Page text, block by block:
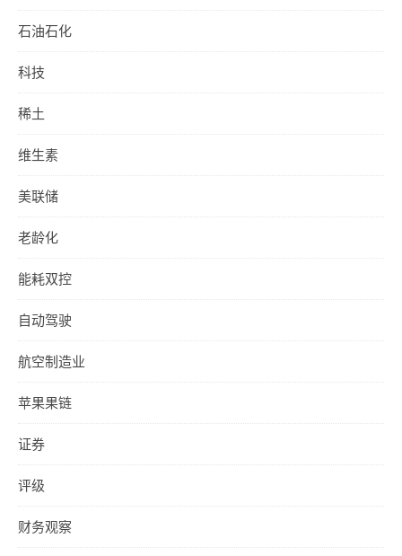
石油石化
科技
稀土
维生素
美联储
老龄化
能耗双控
自动驾驶
航空制造业
苹果果链
证券
评级
财务观察